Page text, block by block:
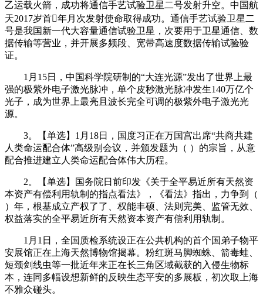
乙运载火箭，成功将通信手艺试验卫星二号发射升空。中国航
天2017岁首年月次发射使命取得成功。通信手艺试验卫星二
号是我国新一代大容量通信试验卫星，次要用于卫星通信、数
据传输等营业，并开展多频段、宽带高速度数据传输试验验
证。
1月15日，中国科学院研制的“大连光源”发出了世界上最
强的极紫外电子激光脉冲，单个皮秒激光脉冲发生140万亿个
光子，成为世界上最亮且波长完全可调的极紫外电子激光光
源。
3。【单选】1月18日，国度习正在万国宫出席“共商共建
人类命运配合体”高级别会议，并颁发题为（ ）的宗旨，从意
配合推进建立人类命运配合体伟大历程。
2。【单选】国务院日前印发《关于全平易近所有天然资
本资产有偿利用轨制的指点看法》，《看法》指出，力争到（
）年，根基成立产权了了、权能丰硕、法则完美、监管无效、
权益落实的全平易近所有天然资本资产有偿利用轨制。
1月1日，全国质检系统设正在公共机构的首个国弟子物平
安展馆正在上海天然博物馆揭幕。粉红斑马脚蜘蛛、箭毒蛙、
短颈剑线虫等一批近年来正在长三角区域截获的入侵生物标
本，连同多幅设想新鲜的反映生态平安的多展板，初次取上海
不雅众碰头。